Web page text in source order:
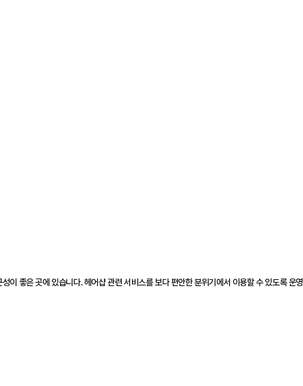
좋은 곳에 있습니다. 헤어샵 관련 서비스를 보다 편안한 분위기에서 이용할 수 있도록